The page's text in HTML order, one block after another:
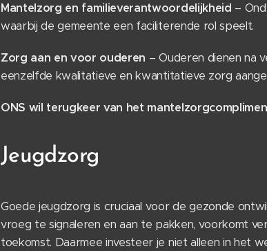
Mantelzorg en familieverantwoordelijkheid –
waarbij de gemeente een faciliterende rol speelt.
Zorg aan en voor ouderen – Ouderen dienen na
eenzelfde kwalitatieve en kwantitatieve zorg
ONS wil terugkeer van het
Jeugdzorg
Goede jeugdzorg is cruciaal voor de gezonde
vroeg te signaleren en aan te pakken, voorkomt
toekomst. Daarmee investeer je niet alleen in het